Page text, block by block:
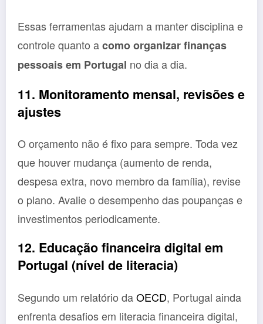
Essas ferramentas ajudam a manter disciplina e
controle quanto acomo organizar finanças
pessoais em Portugal no dia a dia.
11. Monitoramento mensal, revisões e
ajustes
O orçamento não é fixo para sempre. Toda vez
que houver mudança (aumento de renda,
despesa extra, novo membro da família), revise
o plano. Avalie o desempenho das poupanças e
investimentos periodicamente.
12. Educação financeira digital em
Portugal (nível de literacia)
Segundo um relatório daOECD, Portugal ainda
enfrenta desafios em literacia financeira digital,